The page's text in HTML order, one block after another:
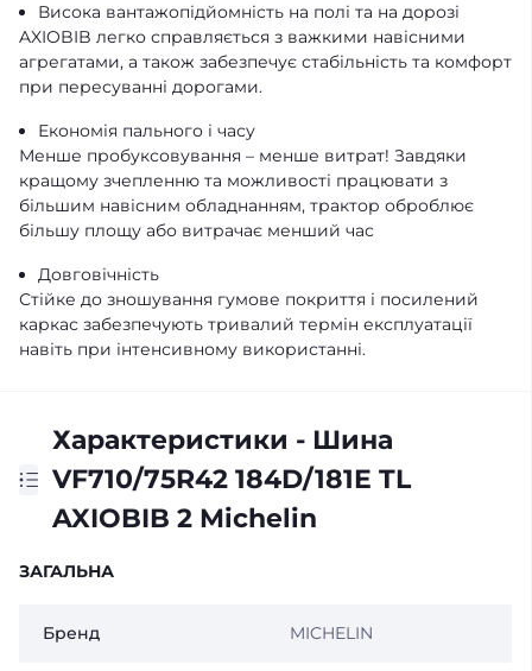
Висока вантажопідйомність на полі та на дорозі
AXIOBIB легко справляється з важкими навісними
агрегатами, а також забезпечує стабільність та комфорт
при пересуванні дорогами.
Економія пального і часу
Менше пробуксовування – менше витрат! Завдяки
кращому зчепленню та можливості працювати з
більшим навісним обладнанням, трактор оброблює
більшу площу або витрачає менший час
Довговічність
Стійке до зношування гумове покриття і посилений
каркас забезпечують тривалий термін експлуатації
навіть при інтенсивному використанні.
Характеристики - Шина
VF710/75R42 184D/181E TL
AXIOBIB 2 Michelin
ЗАГАЛЬНА
Бренд MICHELIN